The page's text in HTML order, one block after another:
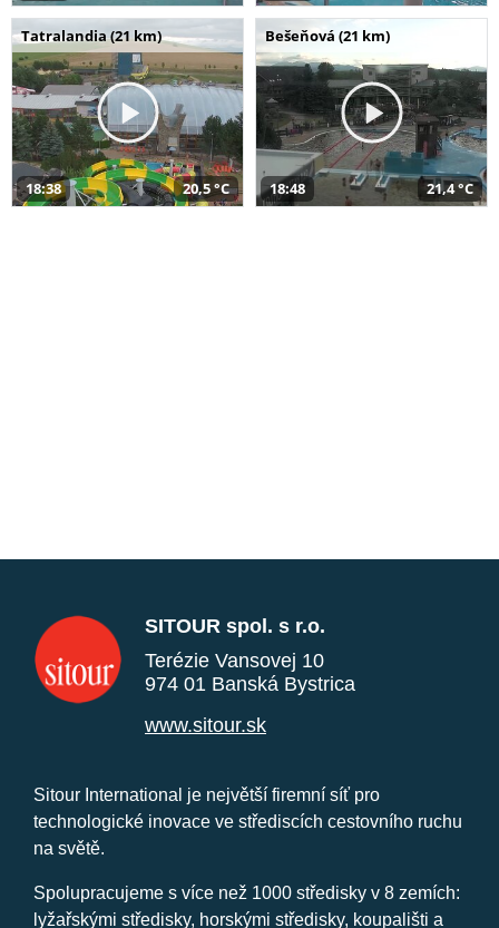
Tatralandia (21 km)
18:38 20,5 °C
Bešeňová (21 km)
18:48 21,4 °C
SITOUR spol. s r.o.
Terézie Vansovej 10
974 01 Banská Bystrica
www.sitour.sk
Sitour International je největší firemní síť pro
technologické inovace ve střediscích cestovního ruchu
na světě.
Spolupracujeme s více než 1000 středisky v 8 zemích:
lyžařskými středisky, horskými středisky, koupališti a